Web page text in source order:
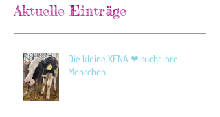
Aktuelle Einträge
Die kleine XENA ❤ sucht ihre
Menschen.